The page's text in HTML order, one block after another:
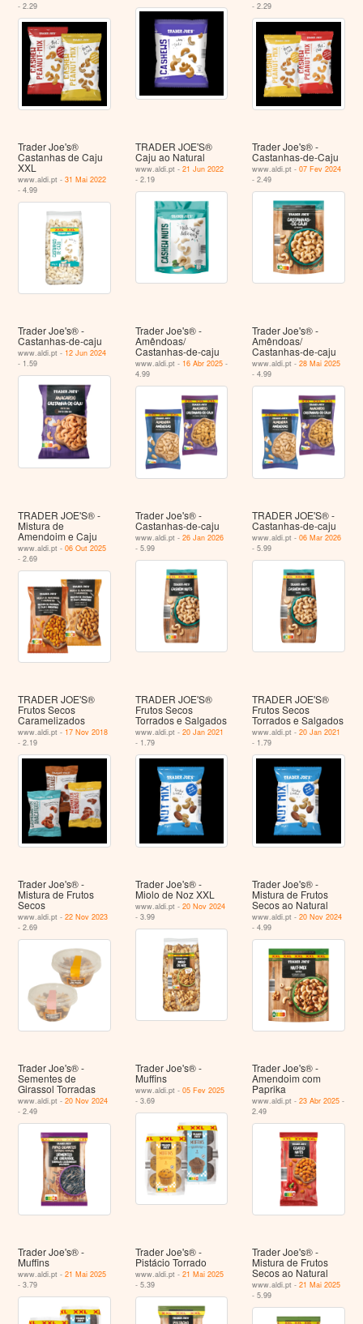
- 2.29
- 2.29
Trader Joe's®
Castanhas de Caju
XXL
www.aldi.pt -31 Mai 2022
- 4.99
TRADER JOE'S®
Caju ao Natural
www.aldi.pt - 21 Jun 2022
- 2.19
Trader Joe's® -
Castanhas-de-Caju
www.aldi.pt -07 Fev 2024
- 2.49
Trader Joe's® -
Castanhas-de-caju
www.aldi.pt - 12 Jun 2024
- 1.59
Trader Joe's® -
Amêndoas/
Castanhas-de-caju
www.aldi.pt - 16 Abr 2025-
4.99
Trader Joe's® -
Amêndoas/
Castanhas-de-caju
www.aldi.pt -28 Mai 2025
- 4.99
TRADER JOE'S® -
Mistura de
Amendoim e Caju
www.aldi.pt -06 Out 2025
- 2.69
Trader Joe's® -
Castanhas-de-caju
www.aldi.pt - 26 Jan 2026
- 5.99
TRADER JOE'S® -
Castanhas-de-caju
www.aldi.pt -06 Mar 2026
- 5.99
TRADER JOE'S®
Frutos Secos
Caramelizados
www.aldi.pt - 17 Nov 2018
- 2.19
TRADER JOE'S®
Frutos Secos
Torrados e Salgados
www.aldi.pt - 20 Jan 2021
- 1.79
TRADER JOE'S®
Frutos Secos
Torrados e Salgados
www.aldi.pt -20 Jan 2021
- 1.79
Trader Joe's® -
Mistura de Frutos
Secos
www.aldi.pt -22 Nov 2023
- 2.69
Trader Joe's® -
Miolo de Noz XXL
www.aldi.pt - 20 Nov 2024
- 3.99
Trader Joe's® -
Mistura de Frutos
Secos ao Natural
www.aldi.pt -20 Nov 2024
- 4.99
Trader Joe's® -
Sementes de
Girassol Torradas
www.aldi.pt -20 Nov 2024
- 2.49
Trader Joe's® -
Muffins
www.aldi.pt - 05 Fev 2025
- 3.69
Trader Joe's® -
Amendoim com
Paprika
www.aldi.pt -23 Abr 2025 -
2.49
Trader Joe's® -
Muffins
www.aldi.pt -21 Mai 2025
- 3.79
Trader Joe's® -
Pistácio Torrado
www.aldi.pt - 21 Mai 2025
- 5.39
Trader Joe's® -
Mistura de Frutos
Secos ao Natural
www.aldi.pt -21 Mai 2025
- 5.99